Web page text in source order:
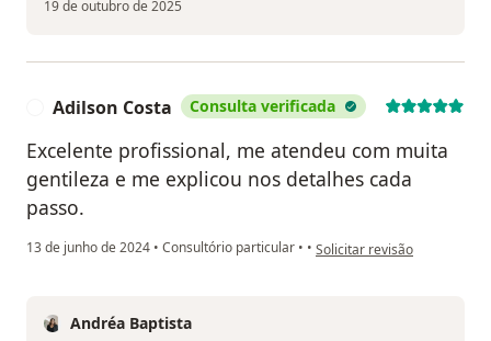
19 de outubro de 2025
Adilson Costa Consulta verificada
Excelente profissional, me atendeu com muita
gentileza e me explicou nos detalhes cada
passo.
13 de junho de 2024 • Consultório particular • • na opinião do utilizador
Solicitar revisão
Andréa Baptista